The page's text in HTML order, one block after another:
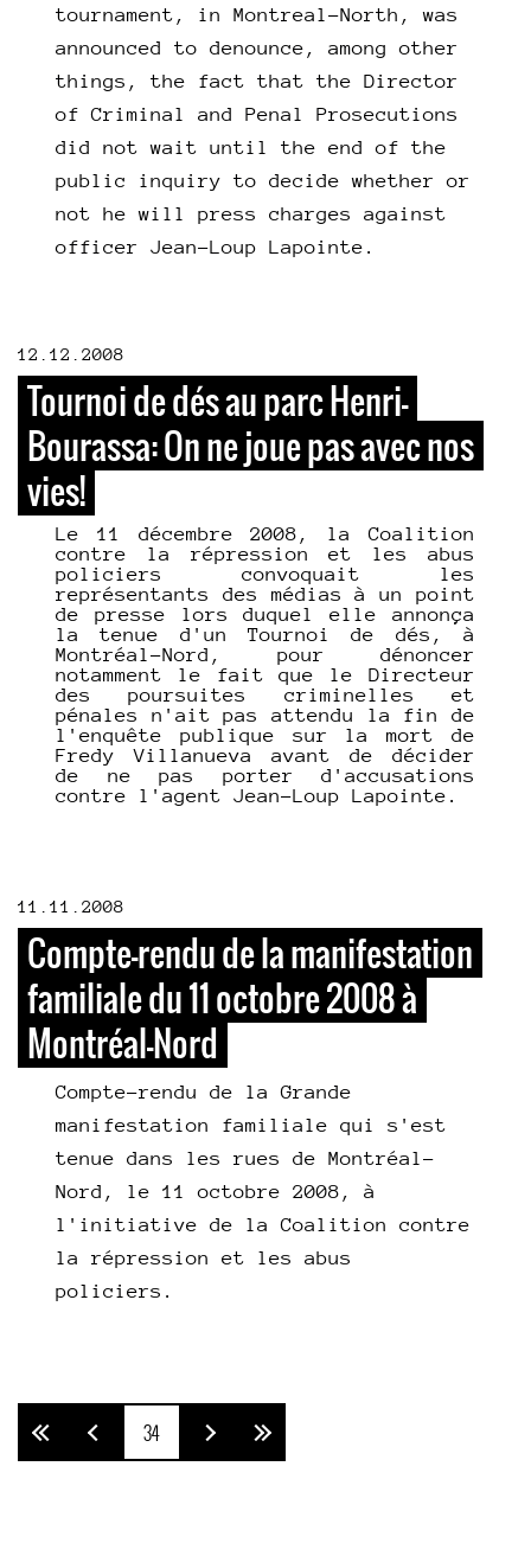
tournament, in Montreal-North, was
announced to denounce, among other
things, the fact that the Director
of Criminal and Penal Prosecutions
did not wait until the end of the
public inquiry to decide whether or
not he will press charges against
officer Jean-Loup Lapointe.
12.12.2008
Tournoi de dés au parc Henri-
Bourassa: On ne joue pas avec nos
vies!
Le 11 décembre 2008, la Coalition
contre la répression et les abus
policiers convoquait les
représentants des médias à un point
de presse lors duquel elle annonça
la tenue d'un Tournoi de dés, à
Montréal-Nord, pour dénoncer
notamment le fait que le Directeur
des poursuites criminelles et
pénales n'ait pas attendu la fin de
l'enquête publique sur la mort de
Fredy Villanueva avant de décider
de ne pas porter d'accusations
contre l'agent Jean-Loup Lapointe.
11.11.2008
Compte-rendu de la manifestation
familiale du 11 octobre 2008 à
Montréal-Nord
Compte-rendu de la Grande
manifestation familiale qui s'est
tenue dans les rues de Montréal-
Nord, le 11 octobre 2008, à
l'initiative de la Coalition contre
la répression et les abus
policiers.
34